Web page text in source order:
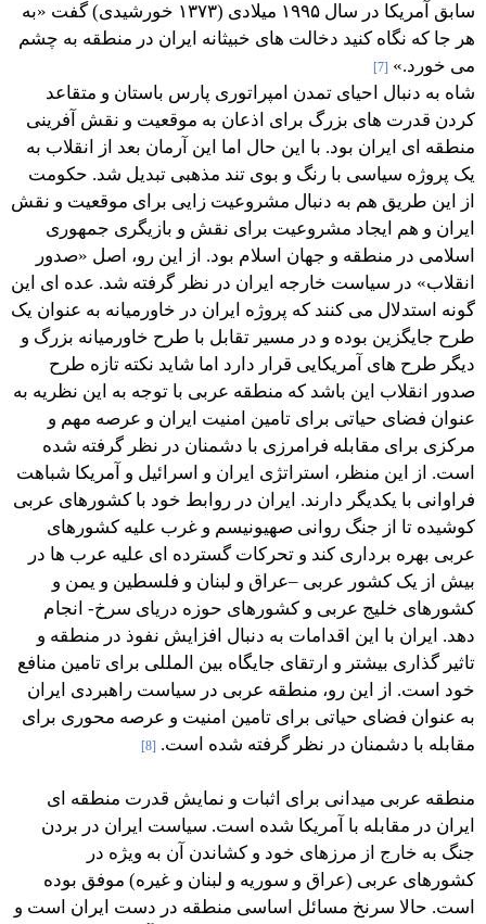
سابق آمریکا در سال ۱۹۹۵ میلادی (۱۳۷۳ خورشیدی) گفت «به
هر جا که نگاه کنید دخالت های خبیثانه ایران در منطقه به چشم
می خورد.» [7]
شاه به دنبال احیای تمدن امپراتوری پارس باستان و متقاعد
کردن قدرت های بزرگ برای اذعان به موقعیت و نقش آفرینی
منطقه ای ایران بود. با این حال اما این آرمان بعد از انقلاب به
یک پروژه سیاسی با رنگ و بوی تند مذهبی تبدیل شد. حکومت
از این طریق هم به دنبال مشروعیت زایی برای موقعیت و نقش
ایران و هم ایجاد مشروعیت برای نقش و بازیگری جمهوری
اسلامی در منطقه و جهان اسلام بود. از این رو، اصل «صدور
انقلاب» در سیاست خارجه ایران در نظر گرفته شد. عده ای این
گونه استدلال می کنند که پروژه ایران در خاورمیانه به عنوان یک
طرح جایگزین بوده و در مسیر تقابل با طرح خاورمیانه بزرگ و
دیگر طرح های آمریکایی قرار دارد اما شاید نکته تازه طرح
صدور انقلاب این باشد که منطقه عربی با توجه به این نظریه به
عنوان فضای حیاتی برای تامین امنیت ایران و عرصه مهم و
مرکزی برای مقابله فرامرزی با دشمنان در نظر گرفته شده
است. از این منظر، استراتژی ایران و اسرائیل و آمریکا شباهت
فراوانی با یکدیگر دارند. ایران در روابط خود با کشورهای عربی
کوشیده تا از جنگ روانی صهیونیسم و غرب علیه کشورهای
عربی بهره برداری کند و تحرکات گسترده ای علیه عرب ها در
بیش از یک کشور عربی –عراق و لبنان و فلسطین و یمن و
کشورهای خلیج عربی و کشورهای حوزه دریای سرخ- انجام
دهد. ایران با این اقدامات به دنبال افزایش نفوذ در منطقه و
تاثیر گذاری بیشتر و ارتقای جایگاه بین المللی برای تامین منافع
خود است. از این رو، منطقه عربی در سیاست راهبردی ایران
به عنوان فضای حیاتی برای تامین امنیت و عرصه محوری برای
مقابله با دشمنان در نظر گرفته شده است. [8]
منطقه عربی میدانی برای اثبات و نمایش قدرت منطقه ای
ایران در مقابله با آمریکا شده است. سیاست ایران در بردن
جنگ به خارج از مرزهای خود و کشاندن آن به ویژه در
کشورهای عربی (عراق و سوریه و لبنان و غیره) موفق بوده
است. حالا سرنخ مسائل اساسی منطقه در دست ایران است و